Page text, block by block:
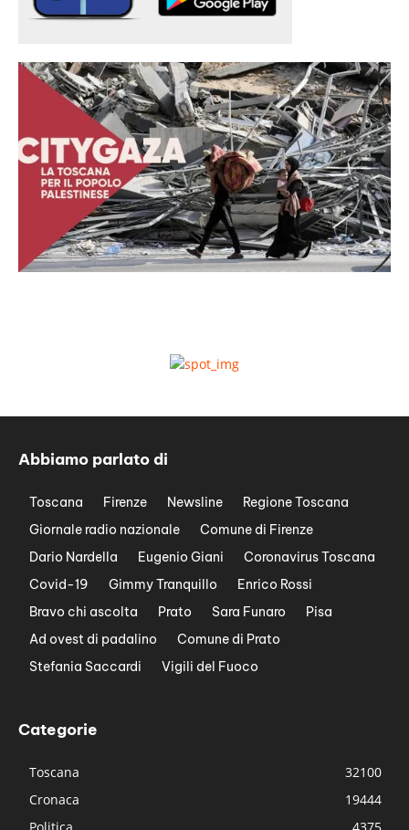
Abbiamo parlato di
Toscana Firenze Newsline
Regione Toscana
Giornale radio nazionale
Comune di Firenze
Dario Nardella
Eugenio Giani
Coronavirus Toscana
Covid-19
Gimmy Tranquillo
Enrico Rossi
Bravo chi ascolta
Prato Sara Funaro
Pisa
Ad ovest di padalino
Comune di Prato
Stefania Saccardi
Vigili del Fuoco
Categorie
Toscana
32100
Cronaca
19444